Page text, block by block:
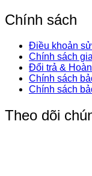
Chính sách
Điều khoản
Chính sách
Đổi trả &
Chính sách
Chính sách
Theo dõi